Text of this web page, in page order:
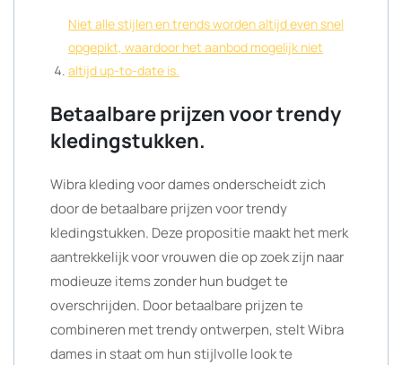
Niet alle stijlen en trends worden altijd even snel
opgepikt, waardoor het aanbod mogelijk niet
altijd up-to-date is.
Betaalbare prijzen voor trendy
kledingstukken.
Wibra kleding voor dames onderscheidt zich
door de betaalbare prijzen voor trendy
kledingstukken. Deze propositie maakt het merk
aantrekkelijk voor vrouwen die op zoek zijn naar
modieuze items zonder hun budget te
overschrijden. Door betaalbare prijzen te
combineren met trendy ontwerpen, stelt Wibra
dames in staat om hun stijlvolle look te